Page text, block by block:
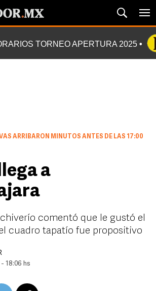
TORNEO APERTURA 2025
ARRIBARON MINUTOS ANTES DE LAS 17:00
a
comentó que le gustó el
cuadro tapatío fue propositivo
18:06 hs